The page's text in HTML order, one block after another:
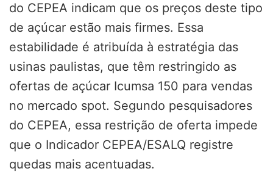
do CEPEA indicam que os preços deste tipo
de açúcar estão mais firmes. Essa
estabilidade é atribuída à estratégia das
usinas paulistas, que têm restringido as
ofertas de açúcar Icumsa 150 para vendas
no mercado spot. Segundo pesquisadores
do CEPEA, essa restrição de oferta impede
que o Indicador CEPEA/ESALQ registre
quedas mais acentuadas.